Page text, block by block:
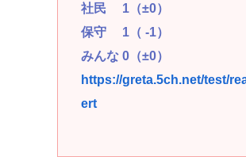
社民 1（±0）
保守 1（ -1）
みんな 0（±0）
https://greta.5ch.net/test/
ert